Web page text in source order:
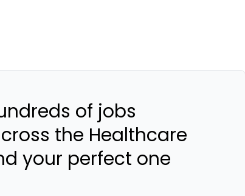
of jobs
the Healthcare
your perfect one